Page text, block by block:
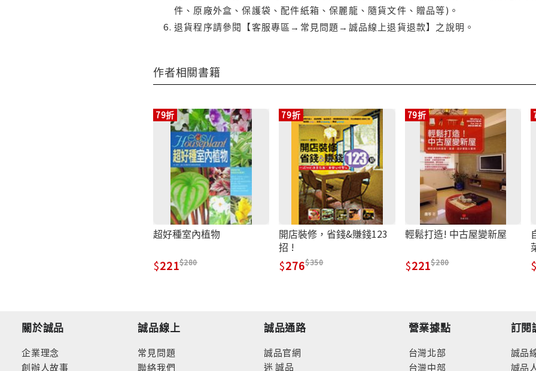
件、原廠外盒、保護袋、配件紙箱、保麗龍、隨貨文件、贈品等)。
退貨程序請參閱【客服專區→常見問題→誠品線上退貨退款】之說明。
作者相關書籍
79折
超好種室內植物
221 280
79折
開店裝修，省錢&賺錢123
招 !
276 350
79折
輕鬆打造! 中古屋變新屋
221 280
關於誠品
企業理念
創辦人故事
誠品線上
常見問題
聯絡我們
誠品通路
誠品官網
迷 誠品
營業據點
台灣北部
台灣中部
訂閱
誠品
誠品